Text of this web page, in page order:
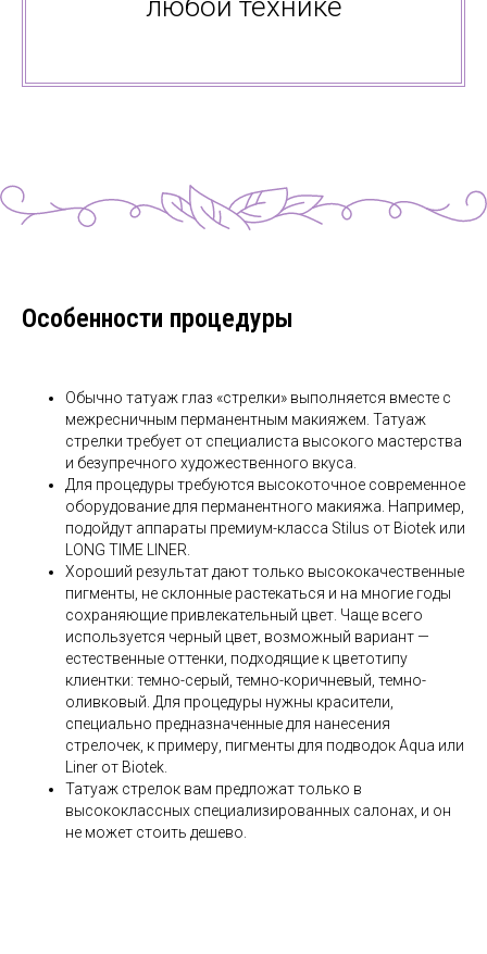
любой технике
Особенности процедуры
Обычно татуаж глаз «стрелки» выполняется вместе с
межресничным перманентным макияжем. Татуаж
стрелки требует от специалиста высокого мастерства
и безупречного художественного вкуса.
Для процедуры требуются высокоточное современное
оборудование для перманентного макияжа. Например,
подойдут аппараты премиум-класса Stilus от Biotek или
LONG TIME LINER.
Хороший результат дают только высококачественные
пигменты, не склонные растекаться и на многие годы
сохраняющие привлекательный цвет. Чаще всего
используется черный цвет, возможный вариант —
естественные оттенки, подходящие к цветотипу
клиентки: темно-серый, темно-коричневый, темно-
оливковый. Для процедуры нужны красители,
специально предназначенные для нанесения
стрелочек, к примеру, пигменты для подводок Aqua или
Liner от Biotek.
Татуаж стрелок вам предложат только в
высококлассных специализированных салонах, и он
не может стоить дешево.